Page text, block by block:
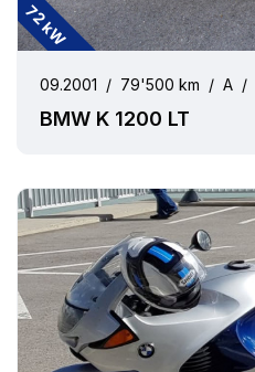
72 kW
09.2001 / 79'500 km / A /
BMW K 1200 LT